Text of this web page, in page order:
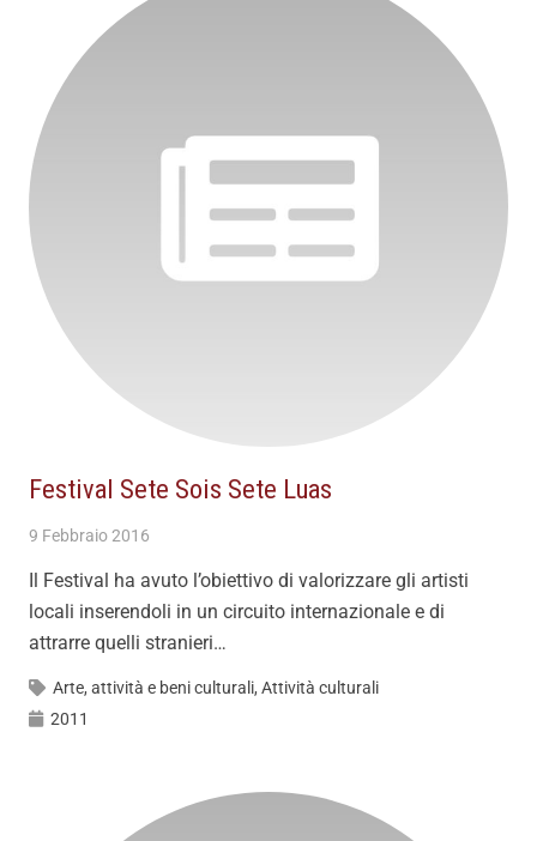
Festival Sete Sois Sete Luas
9 Febbraio 2016
Il Festival ha avuto l’obiettivo di valorizzare gli artisti
locali inserendoli in un circuito internazionale e di
attrarre quelli stranieri…
Arte, attività e beni culturali, Attività culturali
2011